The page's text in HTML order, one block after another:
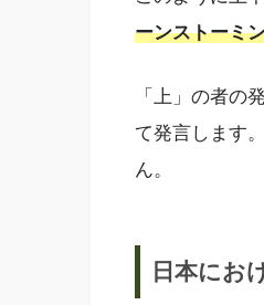
ーンストーミ
「上」の者の
て発言します
ん。
日本にお